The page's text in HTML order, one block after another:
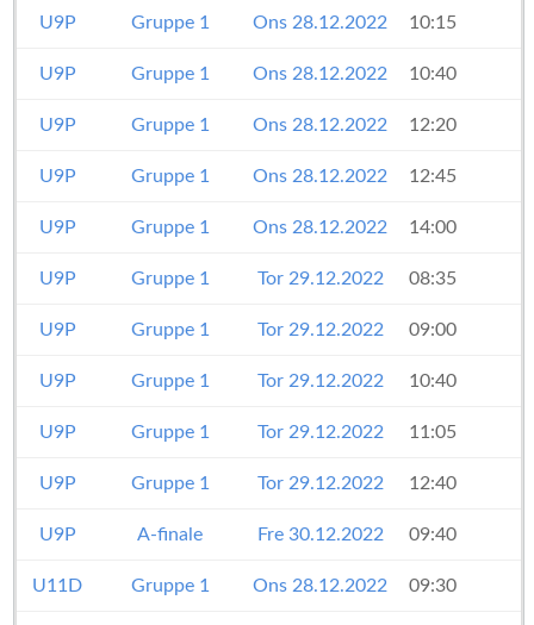
U9P Gruppe 1 Ons 28.12.2022 10:15
U9P Gruppe 1 Ons 28.12.2022 10:40
U9P Gruppe 1 Ons 28.12.2022 12:20
U9P Gruppe 1 Ons 28.12.2022 12:45
U9P Gruppe 1 Ons 28.12.2022 14:00
U9P Gruppe 1 Tor 29.12.2022 08:35
U9P Gruppe 1 Tor 29.12.2022 09:00
U9P Gruppe 1 Tor 29.12.2022 10:40
U9P Gruppe 1 Tor 29.12.2022 11:05
U9P Gruppe 1 Tor 29.12.2022 12:40
U9P A-finale Fre 30.12.2022 09:40
U11D Gruppe 1 Ons 28.12.2022 09:30